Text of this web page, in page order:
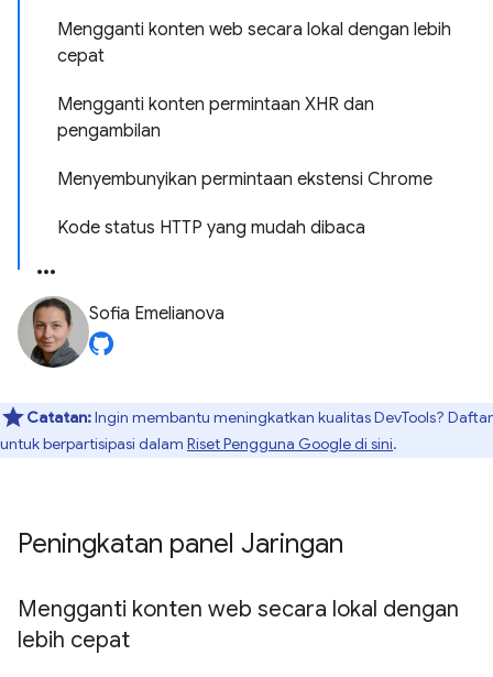
Mengganti konten web secara lokal dengan lebih
cepat
Mengganti konten permintaan XHR dan
pengambilan
Menyembunyikan permintaan ekstensi Chrome
Kode status HTTP yang mudah dibaca
Sofia Emelianova
Catatan:Ingin membantu meningkatkan kualitas DevTools? Daftar
untuk berpartisipasi dalam Riset Pengguna Google di sini.
Peningkatan panel Jaringan
Mengganti konten web secara lokal dengan
lebih cepat